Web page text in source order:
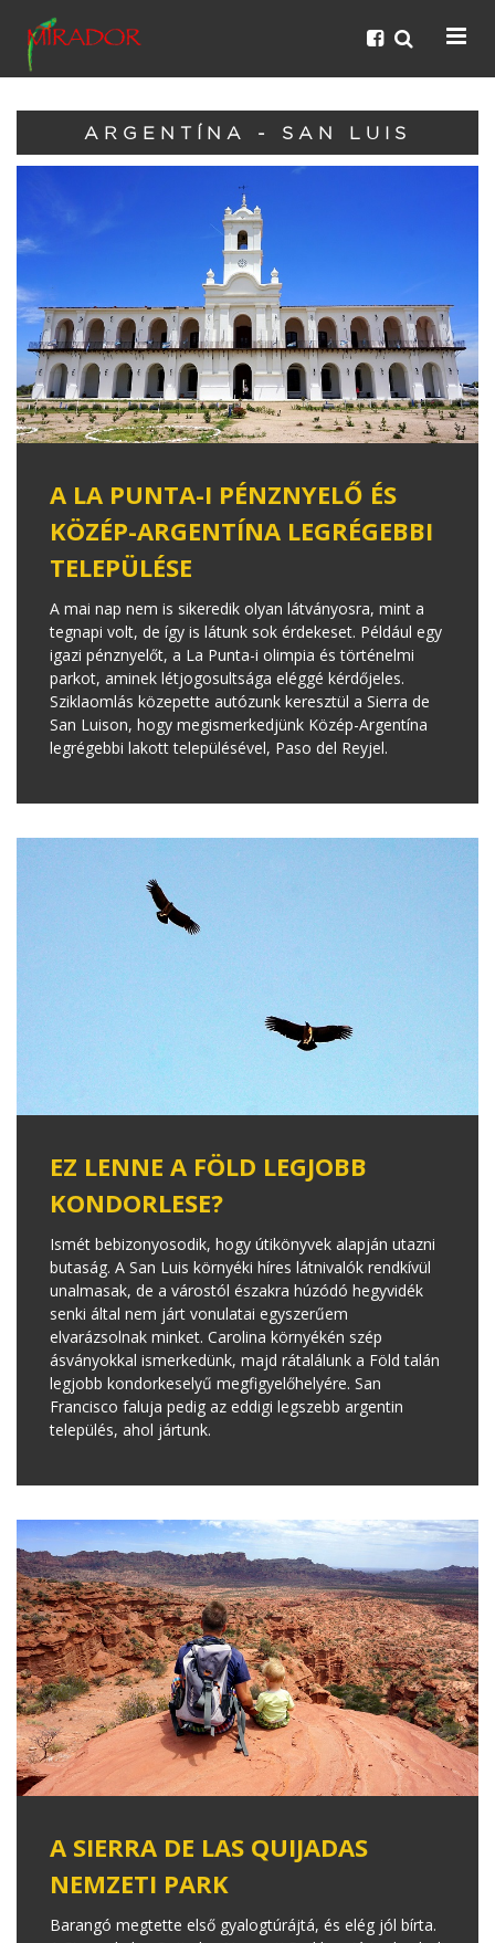
ARGENTÍNA - SAN LUIS
A LA PUNTA-I PÉNZNYELŐ ÉS
KÖZÉP-ARGENTÍNA LEGRÉGEBBI
TELEPÜLÉSE
A mai nap nem is sikeredik olyan látványosra, mint a
tegnapi volt, de így is látunk sok érdekeset. Például egy
igazi pénznyelőt, a La Punta-i olimpia és történelmi
parkot, aminek létjogosultsága eléggé kérdőjeles.
Sziklaomlás közepette autózunk keresztül a Sierra de
San Luison, hogy megismerkedjünk Közép-Argentína
legrégebbi lakott településével, Paso del Reyjel.
EZ LENNE A FÖLD LEGJOBB
KONDORLESE?
Ismét bebizonyosodik, hogy útikönyvek alapján utazni
butaság. A San Luis környéki híres látnivalók rendkívül
unalmasak, de a várostól északra húzódó hegyvidék
senki által nem járt vonulatai egyszerűem
elvarázsolnak minket. Carolina környékén szép
ásványokkal ismerkedünk, majd rátalálunk a Föld talán
legjobb kondorkeselyű megfigyelőhelyére. San
Francisco faluja pedig az eddigi legszebb argentin
település, ahol jártunk.
A SIERRA DE LAS QUIJADAS
NEMZETI PARK
Barangó megtette első gyalogtúrájtá, és elég jól bírta.